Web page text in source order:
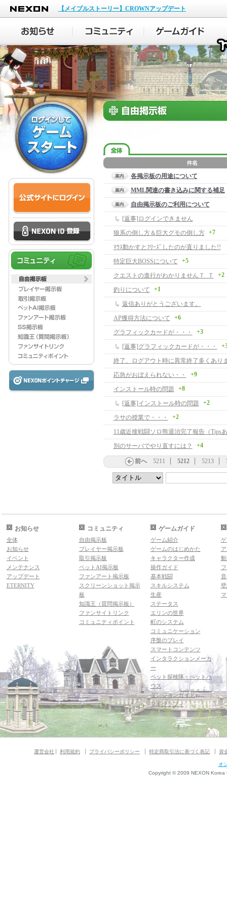
NEXON
【メイプルストーリー】CROWNアップデート
各掲示板の用途について
MML関連の書き込みに関する補足
自由掲示板のご利用について
[返事]ログインできません
狼系の倒し方＆巨大グモの倒し方
+7
ﾏｳｽ動かすとﾌﾘｰｽﾞしたのが直りました!!
特定巨大BOSSについて
+5
クエストの進行がわかりませんＴ_Ｔ +2
釣りについて +1
返信ありがとうございます。
AP獲得方法について
+6
グラフィックカードが・・・ +3
[返事]グラフィックカードが・・・
終了、ログアウト時に異常終了多くあり
応急がおぼえられない・・
+9
インストール時の問題 +8
[返事]インストール時の問題 +2
ラサの授業で・・・ +2
11歳近接戦闘ソロ熊退治完了報告（Tips
別のサーバでやり直すには？
+4
前へ 5211 5212 5213
お知らせ
全体
お知らせ
イベント
メンテナンス
アップデート
ETERNITY
コミュニティ
自由掲示板
プレイヤー掲示板
取引掲示板
ペットAI掲示板
ファンアート掲示板
スクリーンショット掲示
板
知識王（質問掲示板）
ファンサイトリンク
コミュニティポイント
ゲームガイド
ゲーム紹介
ゲームのはじめかた
キャラクター作成
操作ガイド
基本戦闘
スキルシステム
生産
ステータス
エリンの世界
町のシステム
コミュニケーション
序盤のプレイ
スマートコンテンツ
インタラクションメーカ
ー
ペット探検隊・ペットハ
ウス
ダンジョンガイド
マギグラフィ
運営会社 利用規約 プライバシーポリシー 特定商取引法に基づく表記 資
オ
Copyright © 2009 NEXON Korea